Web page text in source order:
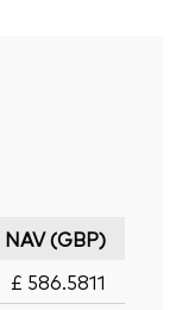
NAV (GBP)
£ 586.5811